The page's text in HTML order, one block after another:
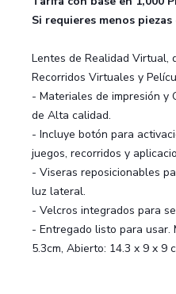
Si requieres menos
Lentes de Realidad Virtual,
Recorridos Virtuales y
- Materiales de impresión y
de Alta calidad.
- Incluye botón para
juegos, recorridos y
- Viseras reposicionables
luz lateral.
- Velcros integrados para
- Entregado listo para usar.
5.3cm, Abierto: 14.3 x 9 x 9